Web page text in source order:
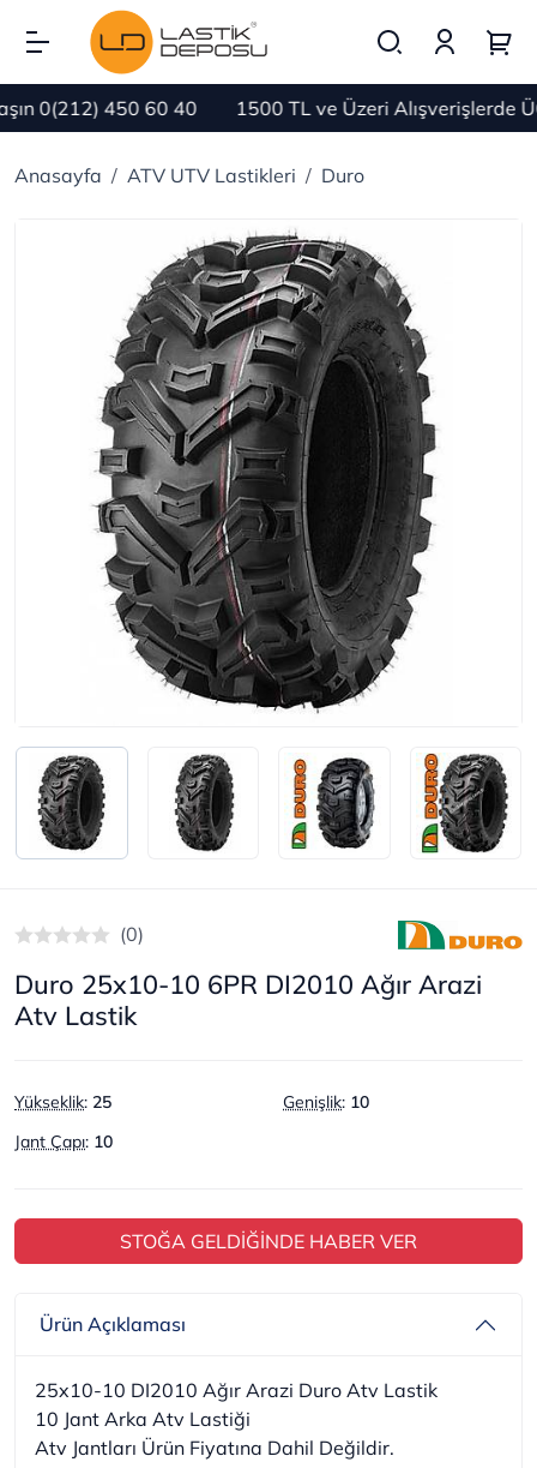
0(212) 450 60 40 1500 TL ve Üzeri Alışverişlerde
Anasayfa ATV UTV Lastikleri Duro
(0)
Duro 25x10-10 6PR DI2010 Ağır Arazi
Atv Lastik
Yükseklik: 25 Genişlik: 10
Jant Çapı: 10
STOĞA GELDİĞİNDE HABER VER
Ürün Açıklaması
25x10-10 DI2010 Ağır Arazi Duro Atv Lastik
10 Jant Arka Atv Lastiği
Atv Jantları Ürün Fiyatına Dahil Değildir.